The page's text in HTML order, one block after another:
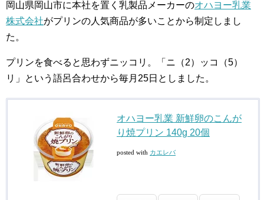
岡山県岡山市に本社を置く乳製品メーカーのオハヨー乳業
株式会社がプリンの人気商品が多いことから制定しまし
た。
プリンを食べると思わずニッコリ。「ニ（2）ッコ（5）
リ」という語呂合わせから毎月25日としました。
オハヨー乳業 新鮮卵のこんが
り焼プリン 140g 20個
posted with カエレバ